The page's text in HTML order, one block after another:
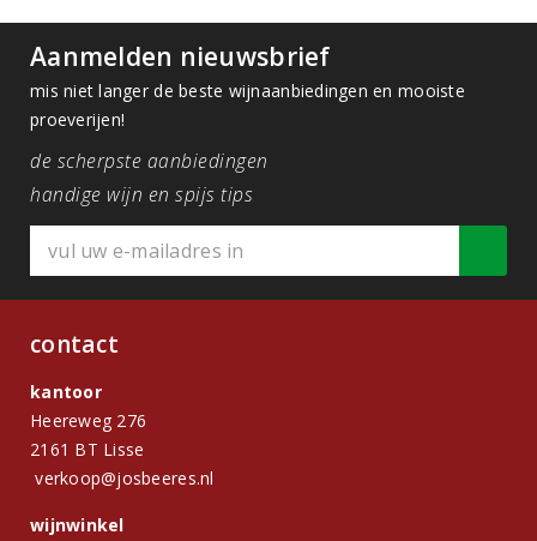
Aanmelden nieuwsbrief
mis niet langer de beste wijnaanbiedingen en mooiste
proeverijen!
de scherpste aanbiedingen
handige wijn en spijs tips
contact
kantoor
Heereweg 276
2161 BT Lisse
verkoop@josbeeres.nl
wijnwinkel